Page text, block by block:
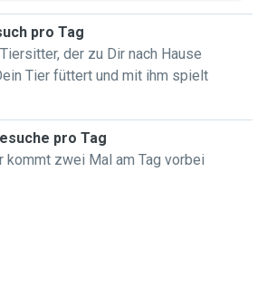
pro Tag
der zu Dir nach Hause
Tier füttert und mit ihm spielt
pro Tag
kommt zwei Mal am Tag vorbei